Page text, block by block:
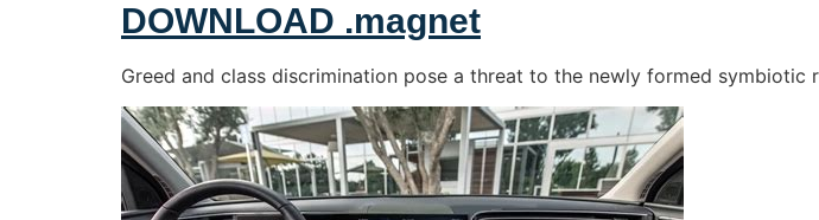
DOWNLOAD .magnet
Greed and class discrimination pose a threat to the newly formed